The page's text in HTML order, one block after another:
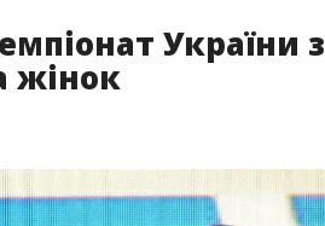
України з
жінок